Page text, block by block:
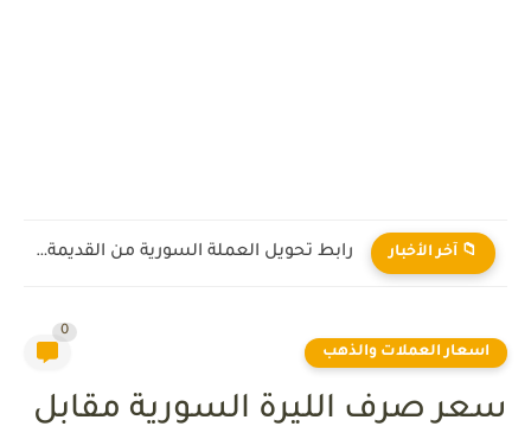
📁 آخر الأخبار رابط تحويل العملة السورية من القديمة إلى الجديدة 2026
اسعار العملات والذهب
0
سعر صرف الليرة السورية مقابل